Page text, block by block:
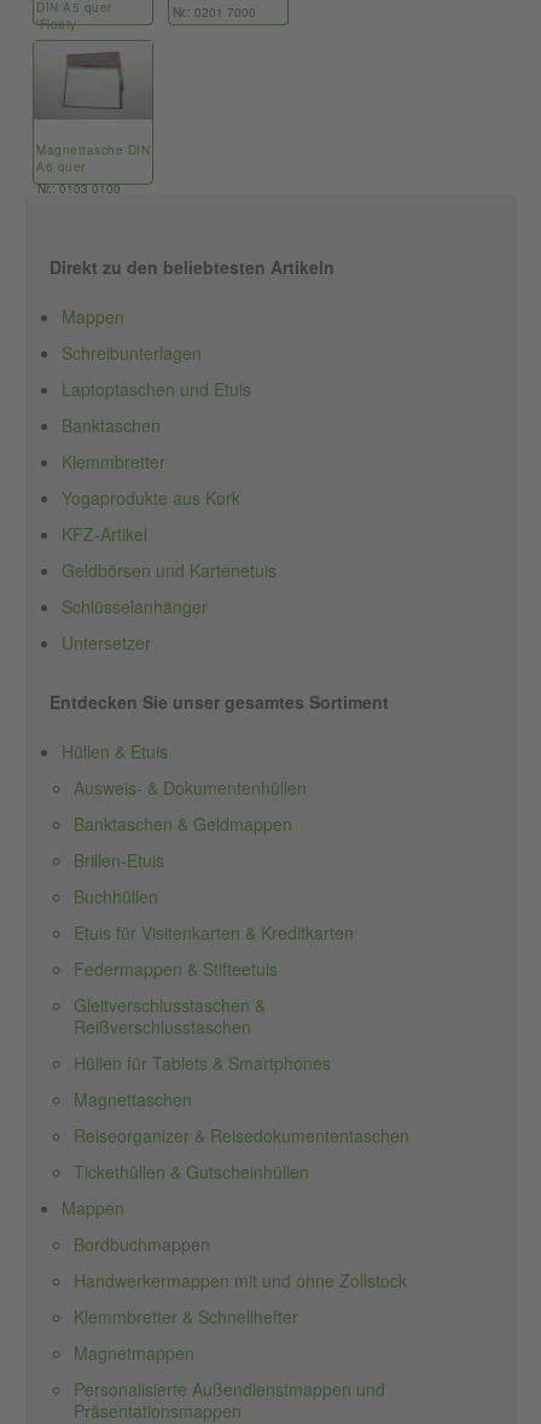
DIN A5 quer
'Floaty'
Nr.: 9700 6200
Nr.: 0201 7000
Magnettasche DIN
A6 quer
Nr.: 0103 0100
Direkt zu den beliebtesten Artikeln
Mappen
Schreibunterlagen
Laptoptaschen und Etuis
Banktaschen
Klemmbretter
Yogaprodukte aus Kork
KFZ-Artikel
Geldbörsen und Kartenetuis
Schlüsselanhänger
Untersetzer
Entdecken Sie unser gesamtes Sortiment
Hüllen & Etuis
Ausweis- & Dokumentenhüllen
Banktaschen & Geldmappen
Brillen-Etuis
Buchhüllen
Etuis für Visitenkarten & Kreditkarten
Federmappen & Stifteetuis
Gleitverschlusstaschen &
Reißverschlusstaschen
Hüllen für Tablets & Smartphones
Magnettaschen
Reiseorganizer & Reisedokumententaschen
Tickethüllen & Gutscheinhüllen
Mappen
Bordbuchmappen
Handwerkermappen mit und ohne Zollstock
Klemmbretter & Schnellhefter
Magnetmappen
Personalisierte Außendienstmappen und
Präsentationsmappen